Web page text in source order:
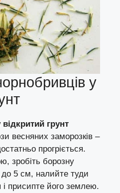
у
грунт
весняних заморозків –
прогріється.
зробіть борозну
5 см, налийте туди
і присипте його землею.